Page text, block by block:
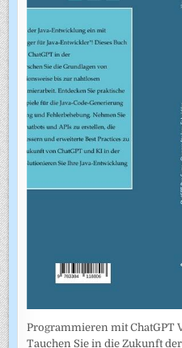
Programmieren mit ChatGPT
Tauchen Sie in die Zukunft